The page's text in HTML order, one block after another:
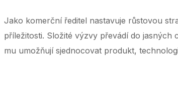
Jako komerční ředitel nastavuje růstovou
příležitosti. Složité výzvy převádí do
mu umožňují sjednocovat produkt,